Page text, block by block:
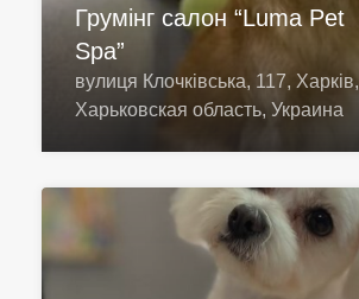
Грумінг салон “Luma Pet
Spa”
вулиця Клочківська, 117, Харків,
Харьковская область, Украина